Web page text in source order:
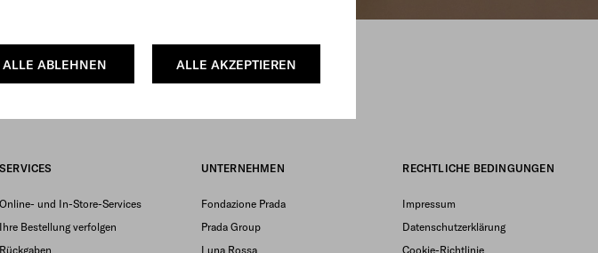
ALLE AKZEPTIEREN
ALLE ABLEHNEN
SERVICES
Online- und In-Store-Services
Ihre Bestellung verfolgen
Rückgaben
UNTERNEHMEN
Fondazione Prada
Prada Group
Luna Rossa
RECHTLICHE BEDINGUNGEN
Impressum
Datenschutzerklärung
Cookie-Richtlinie